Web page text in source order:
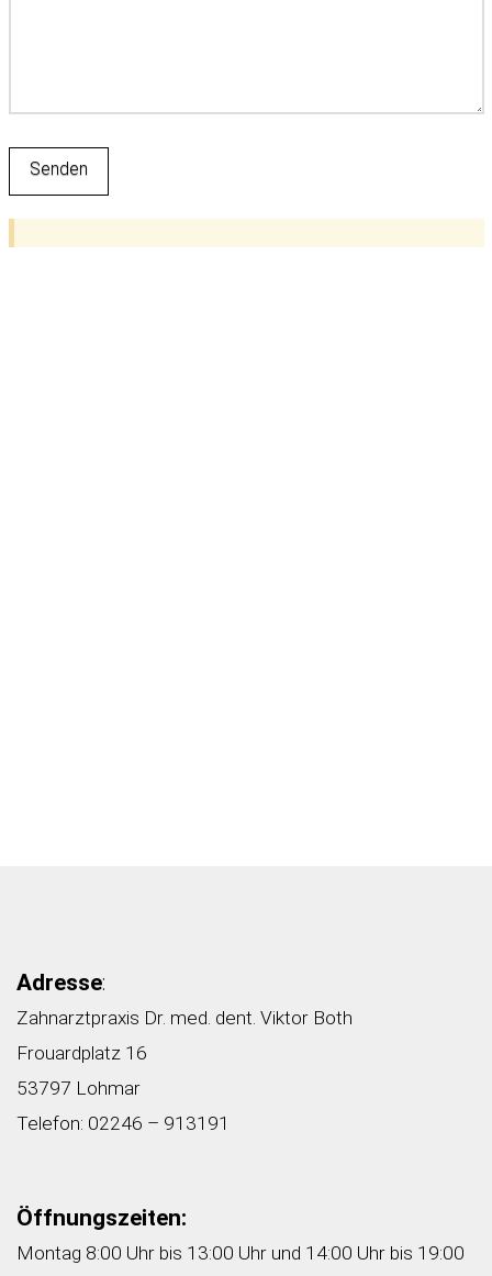
Adresse:
Zahnarztpraxis Dr. med. dent. Viktor Both
Frouardplatz 16
53797 Lohmar
Telefon: 02246 – 913191
Öffnungszeiten:
Montag 8:00 Uhr bis 13:00 Uhr und 14:00 Uhr bis 19:00